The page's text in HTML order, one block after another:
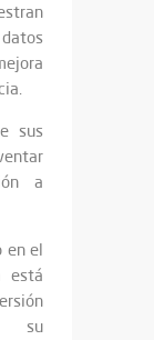
sus
a
en el
está
su